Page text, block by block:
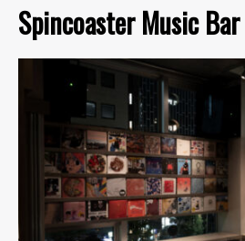
Spincoaster Music